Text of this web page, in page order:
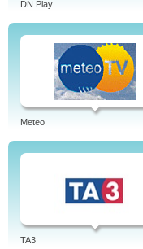
DN Play
Meteo
TA3